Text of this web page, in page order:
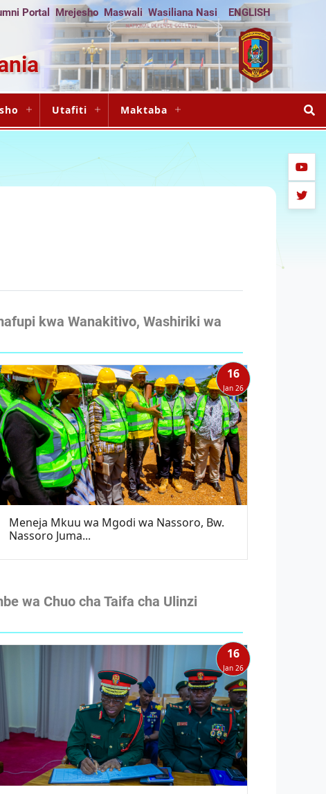
Portal Mrejesho Maswali Wasiliana Nasi ENGLISH
Utafiti Maktaba
kwa Wanakitivo, Washiriki wa
16
Jan 26
Meneja Mkuu wa Mgodi wa Nassoro, Bw.
Nassoro Juma...
wa Chuo cha Taifa cha Ulinzi
16
Jan 26
twitter